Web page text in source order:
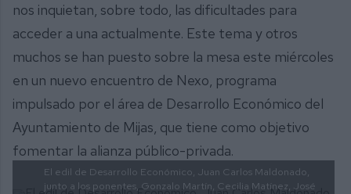
nos inquietan, sobre todo, las dificultades para
acceder a una actualmente. Este tema y otros
muchos se han puesto sobre la mesa este miércoles
en un nuevo encuentro de Nexo, programa
impulsado por el área de Desarrollo Económico del
Ayuntamiento de Mijas, que tiene como objetivo
fomentar la alianza público-privada.
El edil de Desarrollo Económico, Juan Carlos Maldonado,
junto a los ponentes, Gonzalo Martín, Cecilia Matínez, José